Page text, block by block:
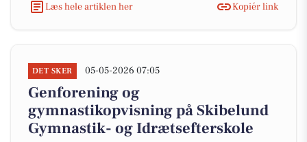
Læs hele artiklen her
Kopiér link
DET SKER 05-05-2026 07:05
Genforening og
gymnastikopvisning på Skibelund
Gymnastik- og Idrætsefterskole